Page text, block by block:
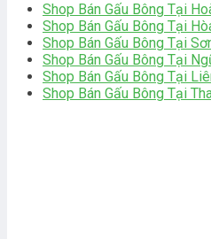
Shop Bán Gấu Bông Tại
Shop Bán Gấu Bông Tại
Shop Bán Gấu Bông Tại
Shop Bán Gấu Bông Tại
Shop Bán Gấu Bông Tại
Shop Bán Gấu Bông Tại